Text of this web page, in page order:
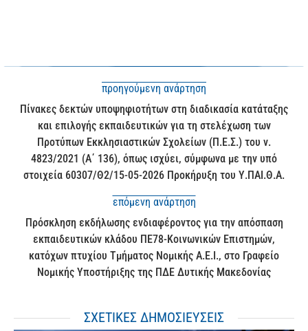
προηγούμενη ανάρτηση
Πίνακες δεκτών υποψηφιοτήτων στη διαδικασία κατάταξης
και επιλογής εκπαιδευτικών για τη στελέχωση των
Προτύπων Εκκλησιαστικών Σχολείων (Π.Ε.Σ.) του ν.
4823/2021 (Α΄ 136), όπως ισχύει, σύμφωνα με την υπό
στοιχεία 60307/Θ2/15-05-2026 Προκήρυξη του Υ.ΠΑΙ.Θ.Α.
επόμενη ανάρτηση
Πρόσκληση εκδήλωσης ενδιαφέροντος για την απόσπαση
εκπαιδευτικών κλάδου ΠΕ78-Κοινωνικών Επιστημών,
κατόχων πτυχίου Τμήματος Νομικής Α.Ε.Ι., στο Γραφείο
Νομικής Υποστήριξης της ΠΔΕ Δυτικής Μακεδονίας
ΣΧΕΤΙΚΕΣ ΔΗΜΟΣΙΕΥΣΕΙΣ